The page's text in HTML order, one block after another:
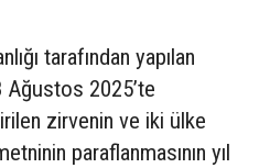
tarafından yapılan
Ağustos 2025’te
zirvenin ve iki ülke
paraflanmasının yıl